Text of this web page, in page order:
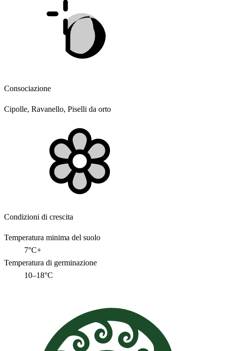
Consociazione
Cipolle, Ravanello, Piselli da orto
Condizioni di crescita
Temperatura minima del suolo
7°C+
Temperatura di germinazione
10–18°C